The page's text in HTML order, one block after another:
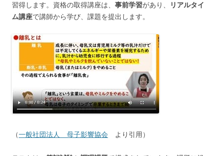
習得します。資格の取得講座は、 事前学習があり、
リアルタイ
ム講座で講師から学び、課題を提出します。
（一般社団法人 母子影響協会 より引用）